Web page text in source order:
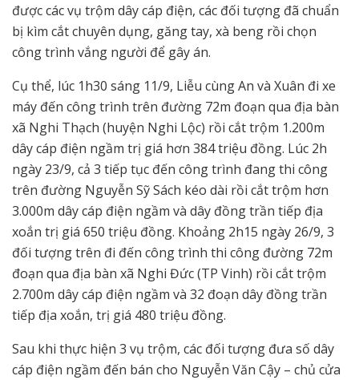
được các vụ trộm dây cáp điện, các đối tượng đã chuẩn
bị kìm cắt chuyên dụng, găng tay, xà beng rồi chọn
công trình vắng người để gây án.
Cụ thể, lúc 1h30 sáng 11/9, Liễu cùng An và Xuân đi xe
máy đến công trình trên đường 72m đoạn qua địa bàn
xã Nghi Thạch (huyện Nghi Lộc) rồi cắt trộm 1.200m
dây cáp điện ngầm trị giá hơn 384 triệu đồng. Lúc 2h
ngày 23/9, cả 3 tiếp tục đến công trình đang thi công
trên đường Nguyễn Sỹ Sách kéo dài rồi cắt trộm hơn
3.000m dây cáp điện ngầm và dây đồng trần tiếp địa
xoắn trị giá 650 triệu đồng. Khoảng 2h15 ngày 26/9, 3
đối tượng trên đi đến công trình thi công đường 72m
đoạn qua địa bàn xã Nghi Đức (TP Vinh) rồi cắt trộm
2.700m dây cáp điện ngầm và 32 đoạn dây đồng trần
tiếp địa xoắn, trị giá 480 triệu đồng.
Sau khi thực hiện 3 vụ trộm, các đối tượng đưa số dây
cáp điện ngầm đến bán cho Nguyễn Văn Cậy – chủ cửa